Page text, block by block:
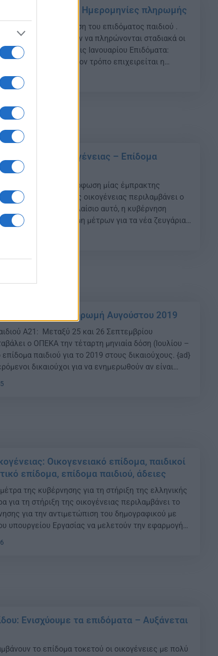
Επιδόματα: Ημερομηνίες πληρωμής
ενοικίου, 6η δόση του επιδόματος παιδιού .
2019 θα αρχίσουν να πληρώνονται σταδιακά οι
2020. Συντάξεις Ιανουαρίου Επιδόματα:
{ad} Με αυτόν τον τρόπο επιχειρείται η
της Πρωτοχρονιάς. ΟΠΕΚΑ Συντάξεις: Αναλυτικά οι
της οικογένειας – Επίδομα
ευρώ
για τη διαμόρφωση μίας έμπρακτης
του παιδιού και της οικογένειας περιλαμβάνει ο
{ad} Στο πλαίσιο αυτό, η κυβέρνηση
δρομολογεί μία δέσμη μέτρων για τα νέα ζευγάρια
παιδί, αλλά και για όσους είναι ήδη
παιδιού Α21: Πληρωμή Αυγούστου 2019
Α21: Μεταξύ 25 και 26 Σεπτεμβρίου
ο ΟΠΕΚΑ την τέταρτη μηνιαία δόση (Ιουλίου –
παιδιού για το 2019 στους δικαιούχους. {ad}
δικαιούχοι για να ενημερωθούν αν είναι
παιδιού θα πρέπει να ακολουθήσουν τα
παιδιού Βήμα – […]
Οικογενειακό επίδομα, παιδικοί
επίδομα, επίδομα παιδιού, άδειες
της κυβέρνησης για τη στήριξη της ελληνικής
για τη στήριξη της οικογένειας περιλαμβάνει το
για την αντιμετώπιση του δημογραφικού με
υπουργείου Εργασίας να μελετούν την εφαρμογή
με κίνητρα που θα θεσμοθετηθούν τους
Σύμφωνα με το ρεπορτάζ της Realnews […]
Ενισχύουμε τα επιδόματα – Αυξάνεται
το επίδομα τοκετού οι οικογένειες με πολύ